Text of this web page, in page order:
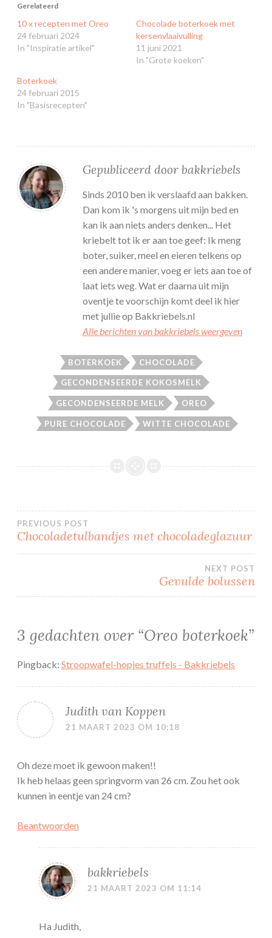
Gerelateerd
10 x recepten met Oreo
24 februari 2024
In "Inspiratie artikel"
Chocolade boterkoek met
kersenvlaaivulling
11 juni 2021
In "Grote koeken"
Boterkoek
24 februari 2015
In "Basisrecepten"
Gepubliceerd door bakkriebels
Sinds 2010 ben ik verslaafd aan bakken.
Dan kom ik 's morgens uit mijn bed en
kan ik aan niets anders denken... Het
kriebelt tot ik er aan toe geef: Ik meng
boter, suiker, meel en eieren telkens op
een andere manier, voeg er iets aan toe of
laat iets weg. Wat er daarna uit mijn
oventje te voorschijn komt deel ik hier
met jullie op Bakkriebels.nl
Alle berichten van bakkriebels weergeven
BOTERKOEK CHOCOLADE
GECONDENSEERDE KOKOSMELK
GECONDENSEERDE MELK OREO
PURE CHOCOLADE WITTE CHOCOLADE
Bericht
PREVIOUS POST
Chocoladetulbandjes met chocoladeglazuur
NEXT POST
Gevulde bolussen
3 gedachten over “Oreo boterkoek”
Pingback: Stroopwafel-hopjes truffels - Bakkriebels
Judith van Koppen
21 MAART 2023 OM 10:18
Oh deze moet ik gewoon maken!!
Ik heb helaas geen springvorm van 26 cm. Zou het ook
kunnen in eentje van 24 cm?
Beantwoorden
bakkriebels
21 MAART 2023 OM 11:14
Ha Judith,